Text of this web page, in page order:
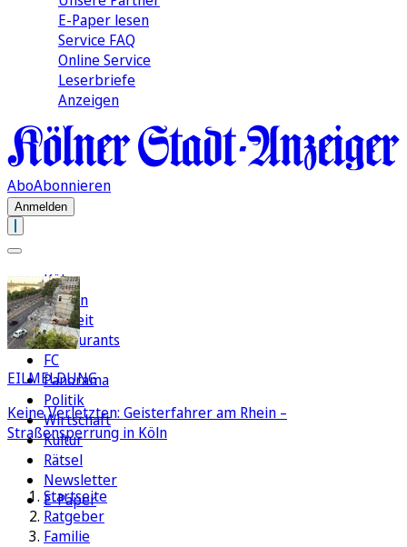
E-Paper lesen
Service FAQ
Online Service
Leserbriefe
Anzeigen
AboAbonnieren
Anmelden
Köln
Region
Freizeit
Restaurants
FC
Panorama
Politik
Wirtschaft
Kultur
Rätsel
Newsletter
E-Paper
EILMELDUNG
Keine Verletzten: Geisterfahrer am Rhein –
Straßensperrung in Köln
Startseite
Ratgeber
Familie